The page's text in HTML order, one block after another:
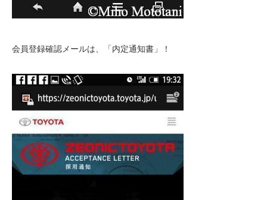
会員登録確認メールは、「内定通知書」！